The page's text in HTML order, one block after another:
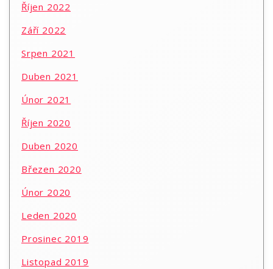
Říjen 2022
Září 2022
Srpen 2021
Duben 2021
Únor 2021
Říjen 2020
Duben 2020
Březen 2020
Únor 2020
Leden 2020
Prosinec 2019
Listopad 2019